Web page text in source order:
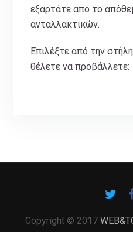
εξαρτάτε από το
ανταλλακτικών.
Επιλέξτε από την
θέλετε να προβάλλετε:
Copyright © 2017